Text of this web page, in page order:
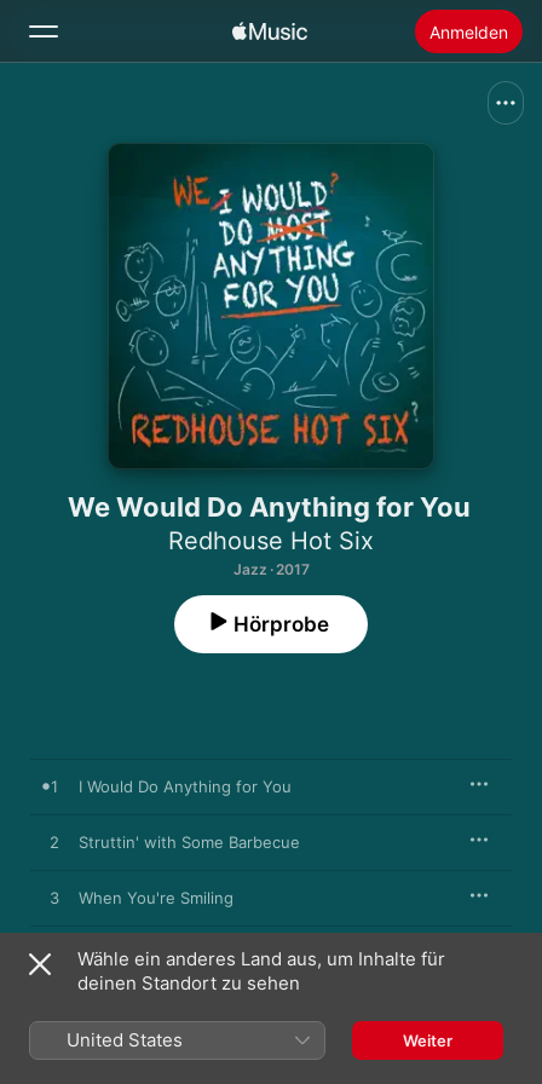
Anmelden
Apple Music installieren
We Would Do Anything for You
Redhouse Hot Six
Jazz · 2017
Hörprobe
1 I Would Do Anything for You
2 Struttin' with Some Barbecue
3 When You're Smiling
4 Someday Sweetheart
6 Bel Ami
Wähle ein anderes Land aus, um Inhalte für
deinen Standort zu sehen
United States Weiter